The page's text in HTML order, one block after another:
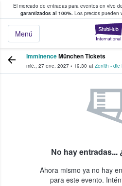
El mercado de entradas para eventos en vivo
garantizados al 100%. Los precios pueden
Menú
y venta de entradas
ImminenceMünchen Tickets
mié., 27 ene. 2027 • 19:30 at Zenith - die
No hay entradas...
Ahora mismo ya no hay
para este evento.